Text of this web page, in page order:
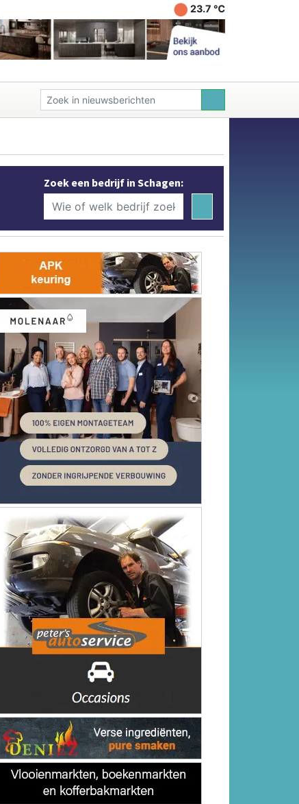
23.7 ℃
Zoek een bedrijf in Schagen: